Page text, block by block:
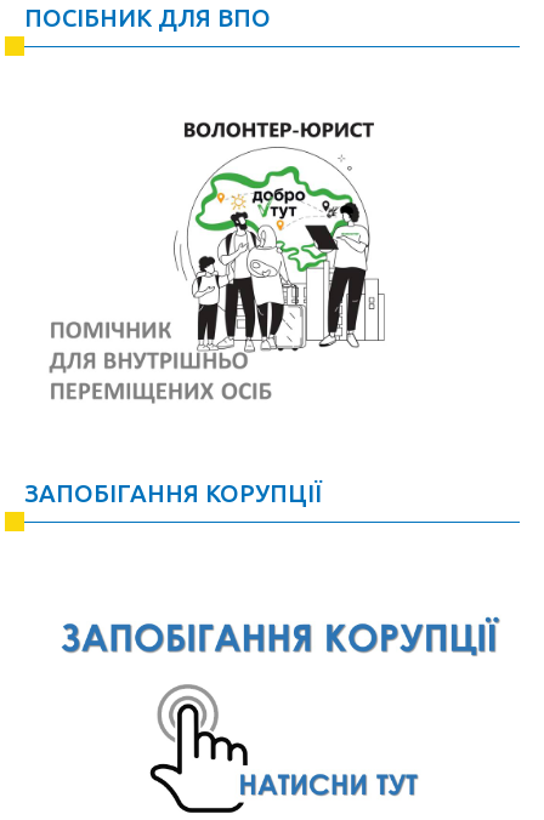
ПОСІБНИК ДЛЯ ВПО
ЗАПОБІГАННЯ КОРУПЦІЇ